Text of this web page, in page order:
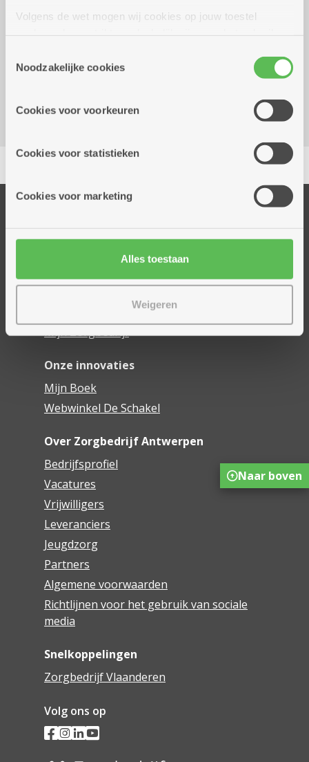
Volgens de wet mogen wij cookies op jouw toestel
cookies hebben we jouw toestemming nodig. Sommige
cookies worden geplaatst door derde partijen die een
informatie over jouw (geanonimiseerd) gebruik van onze
partners kunnen deze gegevens combineren met andere
Noodzakelijke cookies
Cookies voor voorkeuren
Cookies voor statistieken
Cookies voor marketing
Alles toestaan
Weigeren
Dienstencentrum De Meere
Corneel van Reethstraat 10
Dienstencentrum De Veldekens
2600 Berchem
Delen
Thuisdiensten
Dienstencentra
Financieel comfort
Mijn Zorgbedrijf
Onze innovaties
Mijn Boek
Webwinkel De Schakel
Over Zorgbedrijf Antwerpen
Bedrijfsprofiel
Vacatures
Vrijwilligers
Leveranciers
Jeugdzorg
Partners
Algemene voorwaarden
Richtlijnen voor het gebruik van sociale
media
Snelkoppelingen
Zorgbedrijf Vlaanderen
Volg ons op
Naar boven